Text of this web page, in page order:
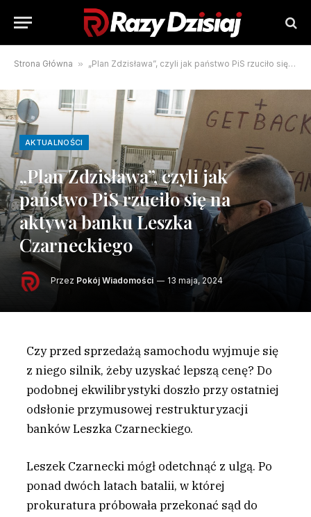
Strona Główna » „Plan Zdzisława”, czyli jak państwo PiS rzuciło się na aktywa banku Leszka Czarneckiego
AKTUALNOŚCI
„Plan Zdzisława”, czyli jak
państwo PiS rzuciło się na
aktywa banku Leszka
Czarneckiego
Przez Pokój Wiadomości 13 maja, 2024
Czy przed sprzedażą samochodu wyjmuje się
z niego silnik, żeby uzyskać lepszą cenę? Do
podobnej ekwilibrystyki doszło przy ostatniej
odsłonie przymusowej restrukturyzacji
banków Leszka Czarneckiego.
Leszek Czarnecki mógł odetchnąć z ulgą. Po
ponad dwóch latach batalii, w której
prokuratura próbowała przekonać sąd do